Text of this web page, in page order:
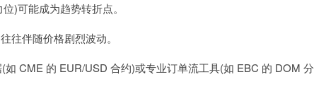
)可能成为趋势转折点。
往伴随价格剧烈波动。
CME 的 EUR/USD 合约)或专业订单流工具(如 EBC 的 DOM 分